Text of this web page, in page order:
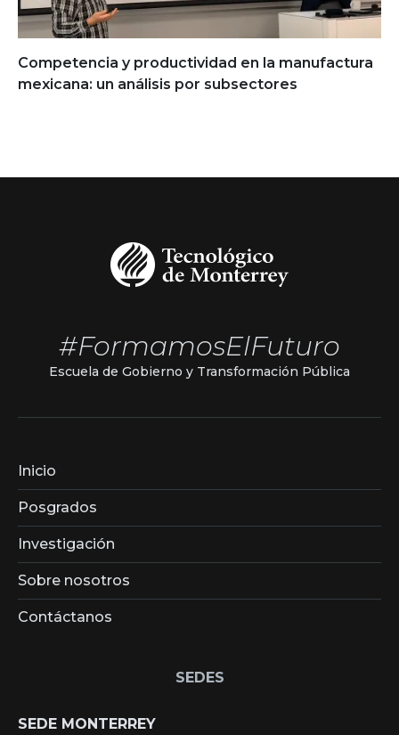
Competencia y productividad en la manufactura
mexicana: un análisis por subsectores
#FormamosElFuturo
Escuela de Gobierno y Transformación Pública
Inicio
Posgrados
Investigación
Sobre nosotros
Contáctanos
SEDES
SEDE MONTERREY